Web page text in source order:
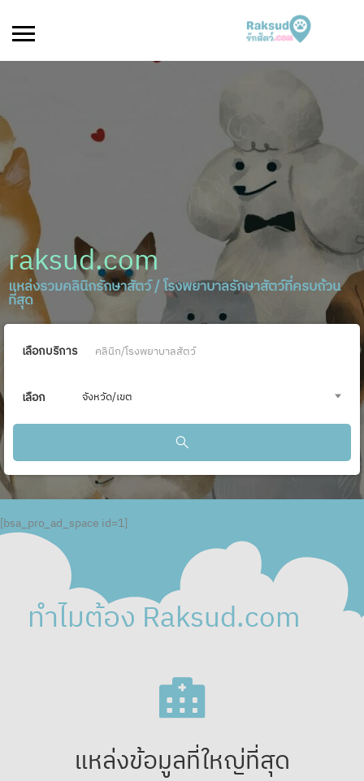
raksud.com
แหล่งรวมคลินิกรักษาสัตว์ / โรงพยาบาลรักษาสัตว์ที่ครบถ้วน
ที่สุด
เลือกบริการ
เลือก จังหวัด/เขต
[bsa_pro_ad_space id=1]
ทำไมต้อง Raksud.com
แหล่งข้อมูลที่ใหญ่ที่สุด